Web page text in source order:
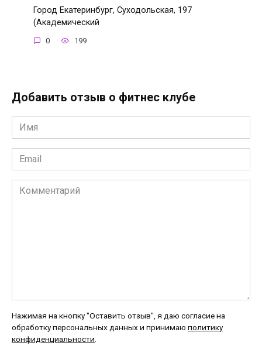
Город Екатеринбург, Суходольская, 197
(Академический
0 199
Добавить отзыв о фитнес клубе
Имя
*
Email
*
Комментарий
Нажимая на кнопку "Оставить отзыв", я даю согласие на
обработку персональных данных и принимаю политику
конфиденциальности.